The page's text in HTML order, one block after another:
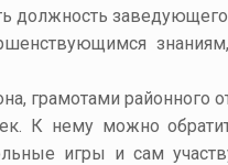
должность заведующего
грамотами районного
К нему можно
игры и сам